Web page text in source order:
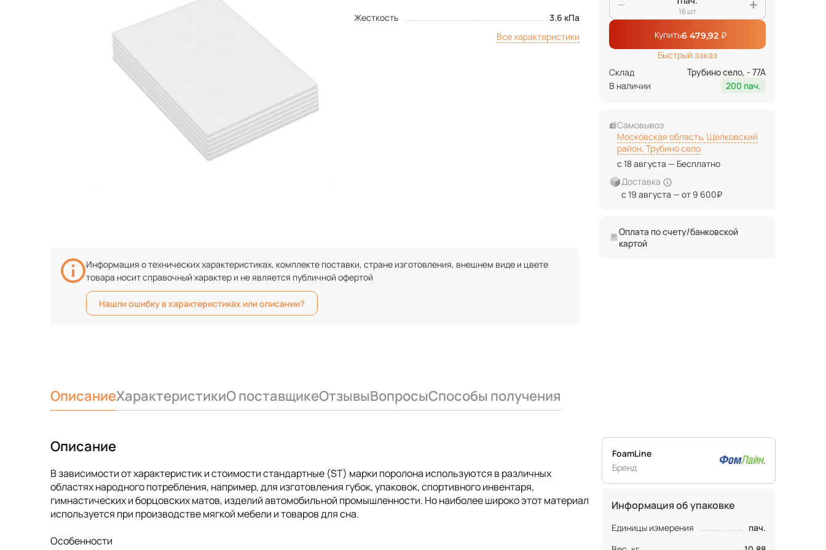
Жесткость
3.6 кПа
Все характеристики
16 шт
Купить6 479,92 ₽
Быстрый заказ
Склад
Трубино село, - 77А
В наличии
200 пач.
Самовывоз
Московская область, Щелковский
район, Трубино село
с 18 августа — Бесплатно
Доставка
с 19 августа — от 9 600₽
Оплата по счету/банковской
картой
Информация о технических характеристиках, комплекте поставки, стране изготовления, внешнем виде и цвете
товара носит справочный характер и не является публичной офертой
Нашли ошибку в характеристиках или описании?
ОписаниеХарактеристикиО поставщикеОтзывыВопросыСпособы получения
Описание
В зависимости от характеристик и стоимости стандартные (ST) марки поролона используются в различных
областях народного потребления, например, для изготовления губок, упаковок, спортивного инвентаря,
гимнастических и борцовских матов, изделий автомобильной промышленности. Но наиболее широко этот материал
используется при производстве мягкой мебели и товаров для сна.
Особенности
FoamLine
Бренд
Информация об упаковке
Единицы измерения
пач.